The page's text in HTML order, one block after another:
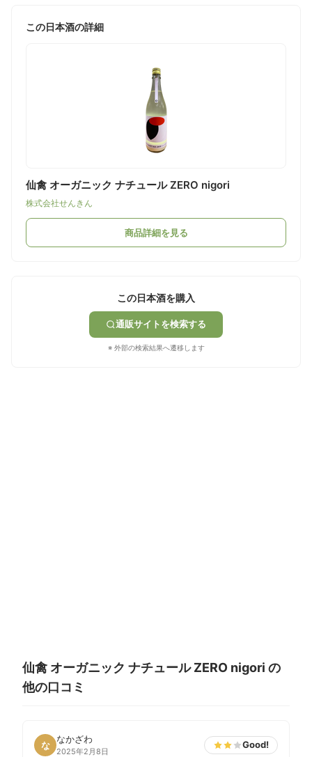
この日本酒の詳細
仙禽 オーガニック ナチュール ZERO nigori
株式会社せんきん
商品詳細を見る
この日本酒を購入
通販サイトを検索する
※ 外部の検索結果へ遷移します
仙禽 オーガニック ナチュール ZERO nigori の
他の口コミ
な
なかざわ
2025年2月8日
Good!